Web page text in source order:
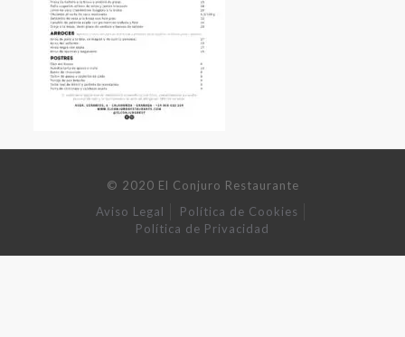
© 2020 El Conjuro Restaurante
Aviso Legal
Política de Cookies
Política de Privacidad